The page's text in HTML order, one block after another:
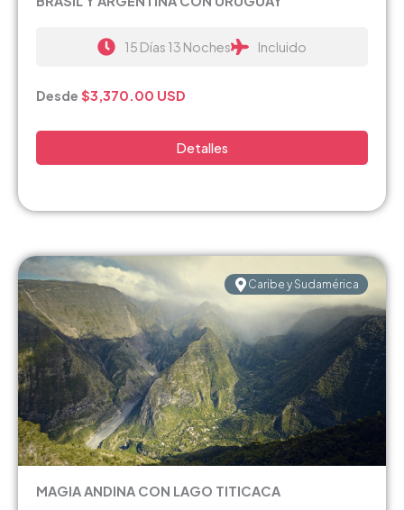
15 Días 13 Noches Incluido
Desde $3,370.00 USD
Detalles
Caribe y Sudamérica
MAGIA ANDINA CON LAGO TITICACA